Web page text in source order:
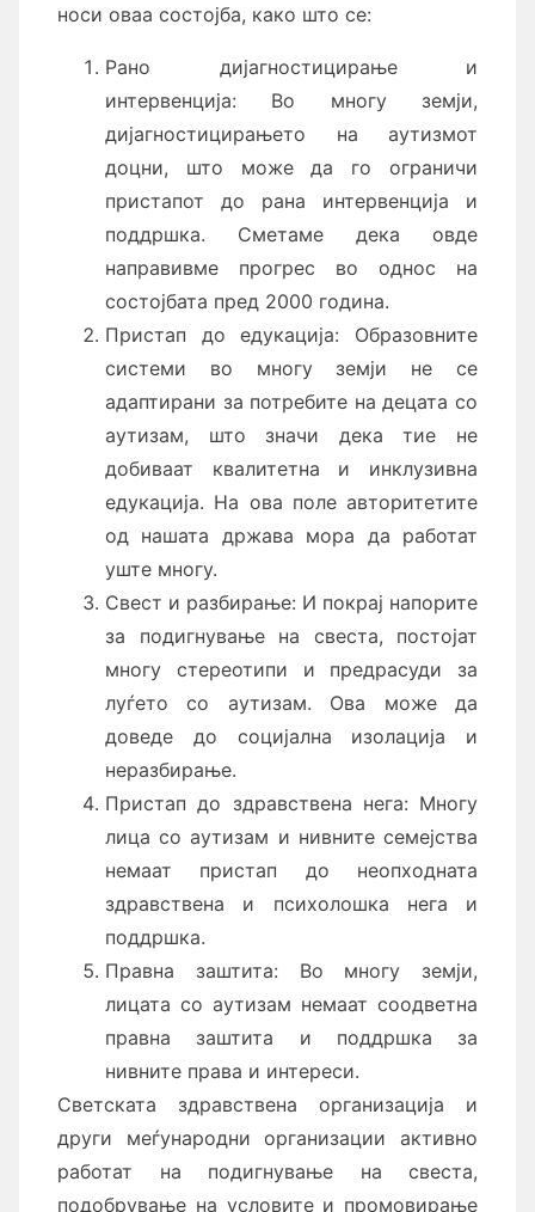
носи оваа состојба, како што се:
Рано дијагностицирање и
интервенција: Во многу земји,
дијагностицирањето на аутизмот
доцни, што може да го ограничи
пристапот до рана интервенција и
поддршка. Сметаме дека овде
направивме прогрес во однос на
состојбата пред 2000 година.
Пристап до едукација: Образовните
системи во многу земји не се
адаптирани за потребите на децата со
аутизам, што значи дека тие не
добиваат квалитетна и инклузивна
едукација. На ова поле авторитетите
од нашата држава мора да работат
уште многу.
Свест и разбирање: И покрај напорите
за подигнување на свеста, постојат
многу стереотипи и предрасуди за
луѓето со аутизам. Ова може да
доведе до социјална изолација и
неразбирање.
Пристап до здравствена нега: Многу
лица со аутизам и нивните семејства
немаат пристап до неопходната
здравствена и психолошка нега и
поддршка.
Правна заштита: Во многу земји,
лицата со аутизам немаат соодветна
правна заштита и поддршка за
нивните права и интереси.
Светската здравствена организација и
други меѓународни организации активно
работат на подигнување на свеста,
подобрување на условите и промовирање